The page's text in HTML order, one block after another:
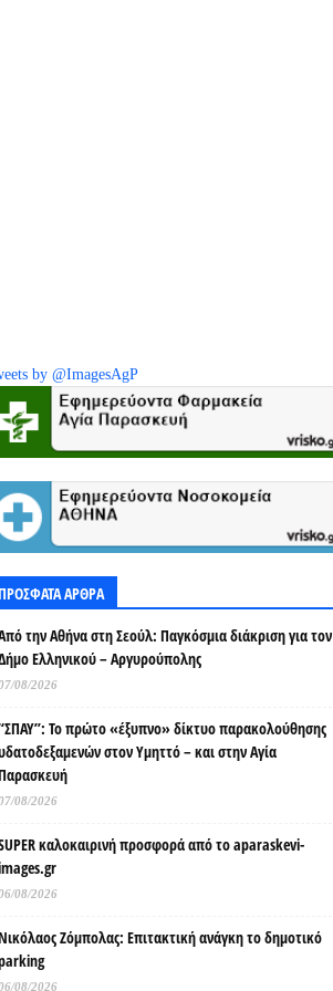
by @ImagesAgP
ΑΡΘΡΑ
την Αθήνα στη Σεούλ: Παγκόσμια διάκριση για τον
Ελληνικού – Αργυρούπολης
08/2026
Το πρώτο «έξυπνο» δίκτυο παρακολούθησης
στον Υμηττό – και στην Αγία
08/2026
καλοκαιρινή προσφορά από το aparaskevi-
08/2026
Ζόμπολας: Επιτακτική ανάγκη το δημοτικό
08/2026